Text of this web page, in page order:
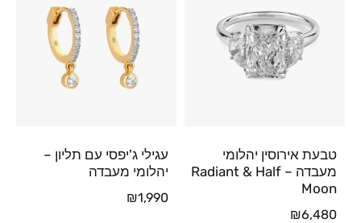
טבעת אירוסין יהלומי
מעבדה – Radiant & Half
Moon
₪6,480
עגילי ג'יפסי עם תליון –
יהלומי מעבדה
₪1,990